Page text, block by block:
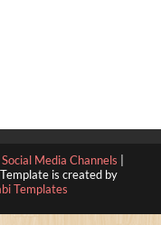
Social Media Channels
Template is created by
Templates